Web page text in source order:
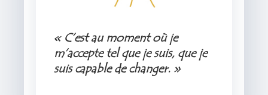
« C’est au moment où je
m’accepte tel que je suis, que je
suis capable de changer. »